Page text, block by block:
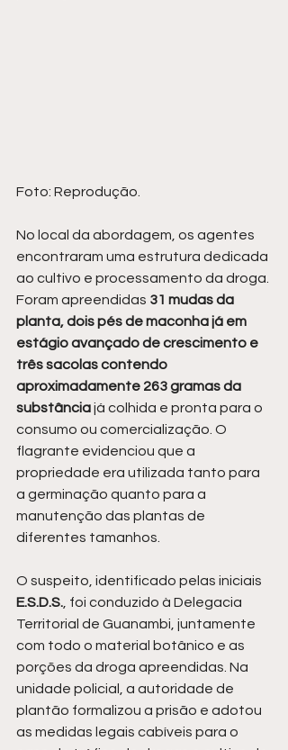
Foto: Reprodução.
No local da abordagem, os agentes
encontraram uma estrutura dedicada
ao cultivo e processamento da droga.
Foram apreendidas 31 mudas da
planta, dois pés de maconha já em
estágio avançado de crescimento e
três sacolas contendo
aproximadamente 263 gramas da
substância já colhida e pronta para o
consumo ou comercialização. O
flagrante evidenciou que a
propriedade era utilizada tanto para
a germinação quanto para a
manutenção das plantas de
diferentes tamanhos.
O suspeito, identificado pelas iniciais
E.S.D.S. , foi conduzido à Delegacia
Territorial de Guanambi, juntamente
com todo o material botânico e as
porções da droga apreendidas. Na
unidade policial, a autoridade de
plantão formalizou a prisão e adotou
as medidas legais cabíveis para o